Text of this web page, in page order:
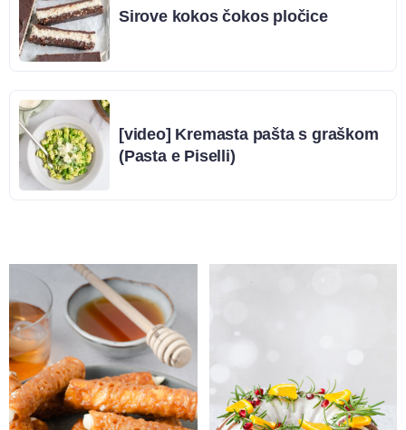
Sirove kokos čokos pločice
[video] Kremasta pašta s graškom
(Pasta e Piselli)